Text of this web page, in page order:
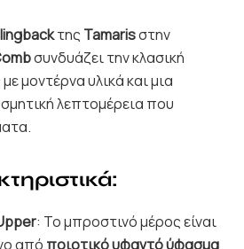
της Tamarisστην
συνδυάζει την κλασική
μοντέρνα υλικά και μια
λεπτομέρεια που
: Το μπροστινό μέρος είναι
από ποιοτικό υφαντό ύφασμα